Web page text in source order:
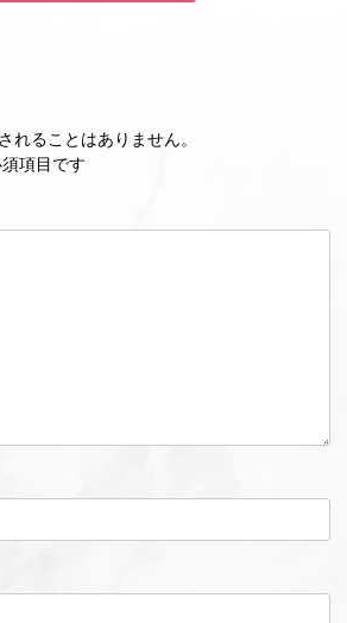
れることはありません。
項目です